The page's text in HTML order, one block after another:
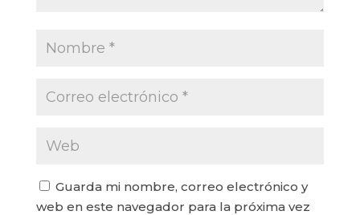
Guarda mi nombre, correo electrónico y
web en este navegador para la próxima vez